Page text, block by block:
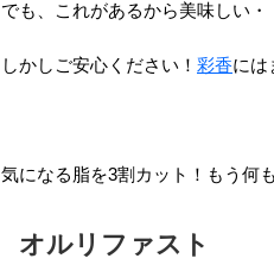
でも、これがあるから美味しい・
しかしご安心ください！ 彩香には
気になる脂を3割カット！もう何
オルリファスト